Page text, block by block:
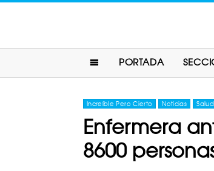
PORTADA
Increíble Pero Cierto Noticias
Enfermera
8600